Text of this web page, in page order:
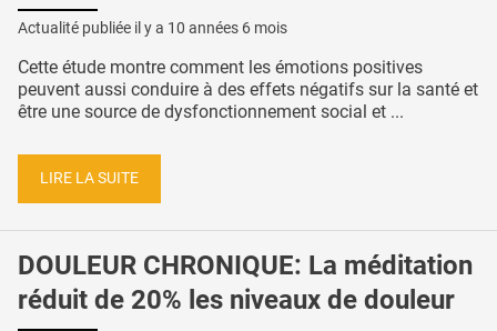
Actualité publiée il y a 10 années 6 mois
Cette étude montre comment les émotions positives
peuvent aussi conduire à des effets négatifs sur la santé et
être une source de dysfonctionnement social et ...
LIRE LA SUITE
DOULEUR CHRONIQUE: La méditation
réduit de 20% les niveaux de douleur